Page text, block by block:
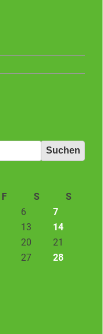
F S
S
6
7
13
14
20
21
27
28